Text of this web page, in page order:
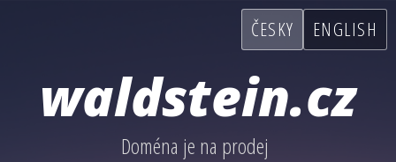
ČESKY ENGLISH
waldstein.cz
Doména je na prodej